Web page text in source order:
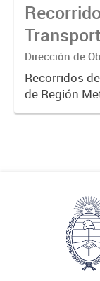
Buenos
Dirección de
Transporte,
Recorridos
de Región
Aires